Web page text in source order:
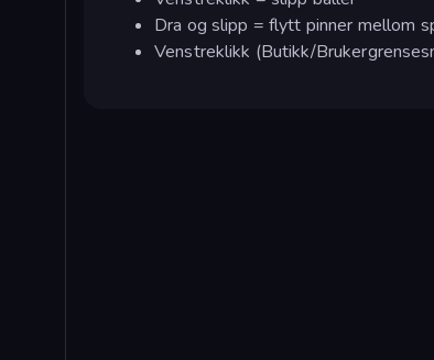
Dra og slipp = flytt pinner mellom
Venstreklikk (Butikk/